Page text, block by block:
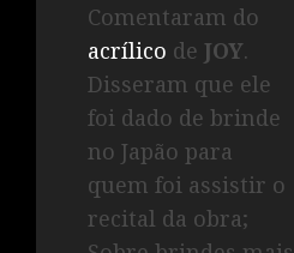
Comentaram do
acrílico de JOY.
Disseram que ele
foi dado de brinde
no Japão para
quem foi assistir o
recital da obra;